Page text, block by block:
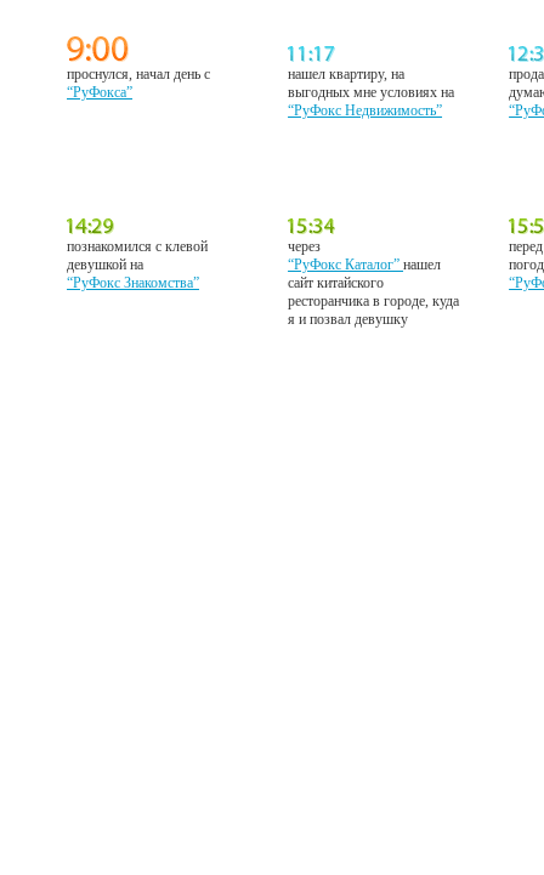
проснулся, начал день с
“РуФокса”
нашел квартиру, на
выгодных мне условиях на
“РуФокс Недвижимость”
познакомился с клевой
девушкой на
“РуФокс Знакомства”
через
“РуФокс Каталог”нашел
сайт китайского
ресторанчика в городе, куда
я и позвал девушку